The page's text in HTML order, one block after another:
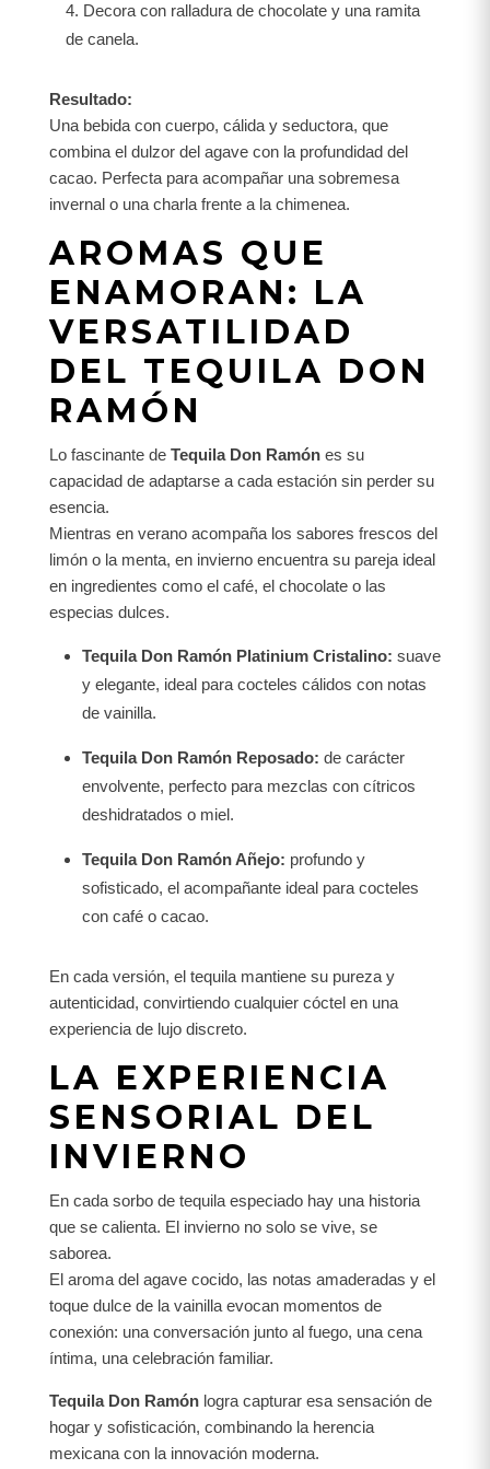
Decora con ralladura de chocolate y una ramita
de canela.
Resultado:
Una bebida con cuerpo, cálida y seductora, que
combina el dulzor del agave con la profundidad del
cacao. Perfecta para acompañar una sobremesa
invernal o una charla frente a la chimenea.
AROMAS QUE
ENAMORAN: LA
VERSATILIDAD
DEL TEQUILA DON
RAMÓN
Lo fascinante de Tequila Don Ramón es su
capacidad de adaptarse a cada estación sin perder su
esencia.
Mientras en verano acompaña los sabores frescos del
limón o la menta, en invierno encuentra su pareja ideal
en ingredientes como el café, el chocolate o las
especias dulces.
Tequila Don Ramón Platinium Cristalino: suave
y elegante, ideal para cocteles cálidos con notas
de vainilla.
Tequila Don Ramón Reposado: de carácter
envolvente, perfecto para mezclas con cítricos
deshidratados o miel.
Tequila Don Ramón Añejo: profundo y
sofisticado, el acompañante ideal para cocteles
con café o cacao.
En cada versión, el tequila mantiene su pureza y
autenticidad, convirtiendo cualquier cóctel en una
experiencia de lujo discreto.
LA EXPERIENCIA
SENSORIAL DEL
INVIERNO
En cada sorbo de tequila especiado hay una historia
que se calienta. El invierno no solo se vive, se
saborea.
El aroma del agave cocido, las notas amaderadas y el
toque dulce de la vainilla evocan momentos de
conexión: una conversación junto al fuego, una cena
íntima, una celebración familiar.
Tequila Don Ramón logra capturar esa sensación de
hogar y sofisticación, combinando la herencia
mexicana con la innovación moderna.